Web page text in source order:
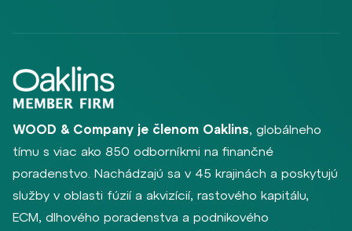
WOOD & Company je členom Oaklins, globálneho
tímu s viac ako 850 odborníkmi na finančné
poradenstvo. Nachádzajú sa v 45 krajinách a poskytujú
služby v oblasti fúzií a akvizícií, rastového kapitálu,
ECM, dlhového poradenstva a podnikového